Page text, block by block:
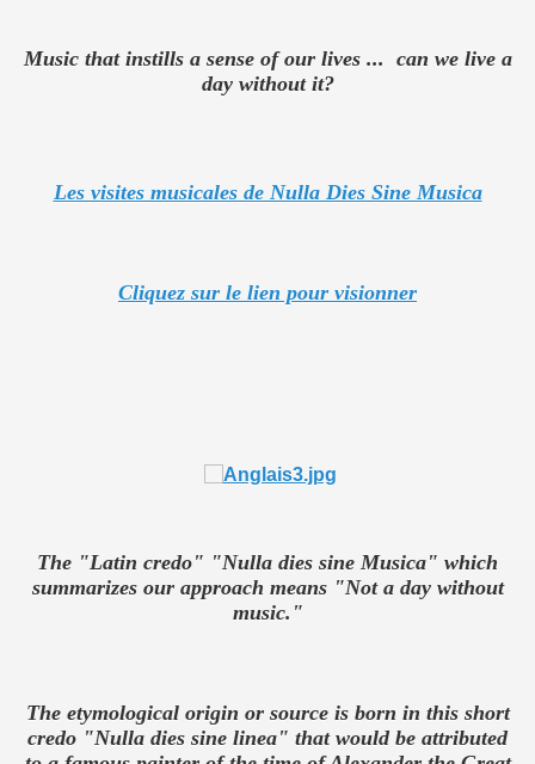
Music that instills a sense of our lives ... can we live a
day without it?
Les visites musicales de Nulla Dies Sine Musica
Cliquez sur le lien pour visionner
The "Latin credo" "Nulla dies sine Musica" which
summarizes ourapproach means "Not a day without
music."
The etymological origin or source is born in this short
credo "Nulla dies sine linea" that would be attributed